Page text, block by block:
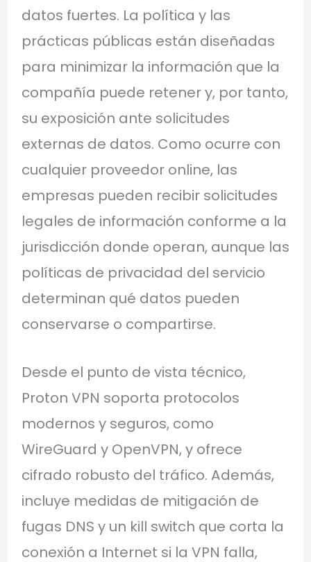
datos fuertes. La política y las
prácticas públicas están diseñadas
para minimizar la información que la
compañía puede retener y, por tanto,
su exposición ante solicitudes
externas de datos. Como ocurre con
cualquier proveedor online, las
empresas pueden recibir solicitudes
legales de información conforme a la
jurisdicción donde operan, aunque las
políticas de privacidad del servicio
determinan qué datos pueden
conservarse o compartirse.
Desde el punto de vista técnico,
Proton VPN soporta protocolos
modernos y seguros, como
WireGuard y OpenVPN, y ofrece
cifrado robusto del tráfico. Además,
incluye medidas de mitigación de
fugas DNS y un kill switch que corta la
conexión a Internet si la VPN falla,